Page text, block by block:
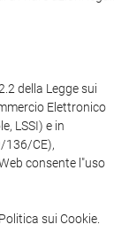
della Legge sui
Elettronico
LSSI) e in
136/CE),
consente l"uso
sui Cookie.